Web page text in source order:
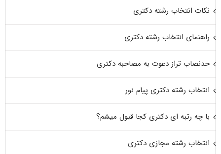
نکات انتخاب رشته دکتری
راهنمای انتخاب رشته دکتری
حدنصاب تراز دعوت به مصاحبه دکتری
انتخاب رشته دکتری پیام نور
با چه رتبه ای دکتری کجا قبول میشم؟
انتخاب رشته مجازی دکتری